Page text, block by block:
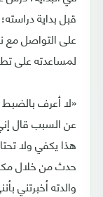
قبل بداية
على التواصل مع
لمساعدته على
«لا أعرف بالضبط
عن السبب قال
هذا يكفي ولا
حدث من خلال
والدته أخبرتني